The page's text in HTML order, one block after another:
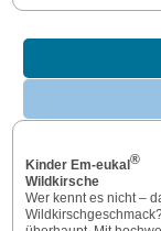
Kinder Em-eukal ®
Wildkirsche
Wer kennt es nicht –